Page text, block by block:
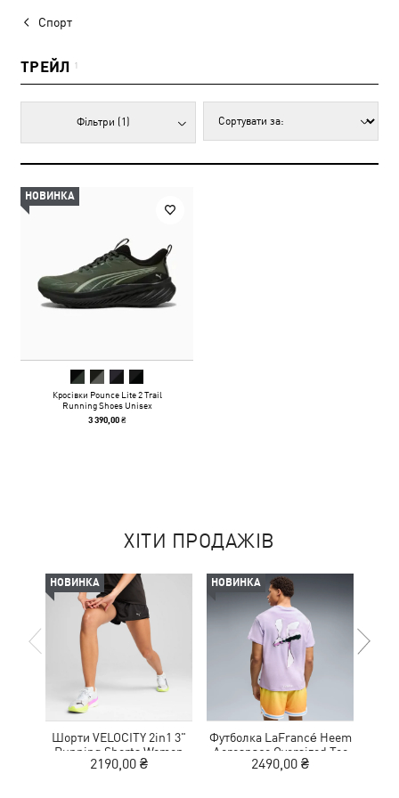
Спорт
ТРЕЙЛ 1
Фільтри (1)
НОВИНКА
Кросівки Pounce Lite 2 Trail
Running Shoes Unisex
3 390,00 ₴
ХІТИ ПРОДАЖІВ
НОВИНКА
Шорти VELOCITY 2in1 3"
Running Shorts Women
2190,00 ₴
НОВИНКА
Футболка LaFrancé Heem
Aerospace Oversized Tee
Men
2490,00 ₴